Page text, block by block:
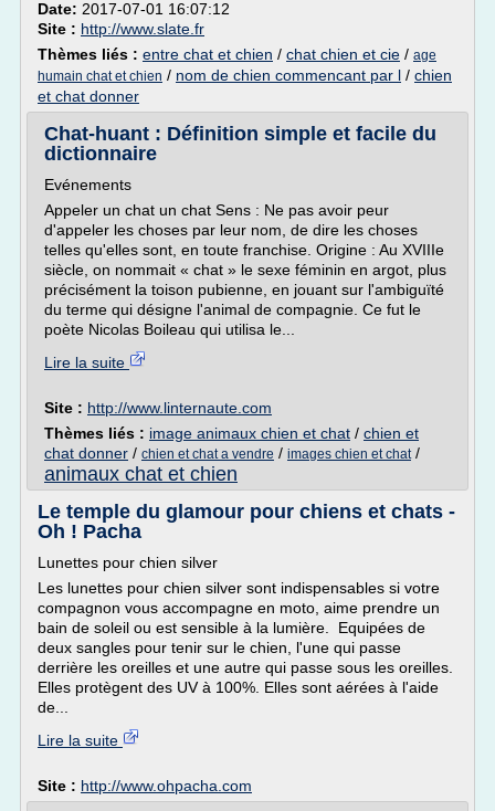
Date: 2017-07-01 16:07:12
Site : http://www.slate.fr
Thèmes liés : entre chat et chien / chat chien et cie / age
humain chat et chien / nom de chien commencant par l / chien
et chat donner
Chat-huant : Définition simple et facile du
dictionnaire
Evénements
Appeler un chat un chat Sens : Ne pas avoir peur
d'appeler les choses par leur nom, de dire les choses
telles qu'elles sont, en toute franchise. Origine : Au XVIIIe
siècle, on nommait « chat » le sexe féminin en argot, plus
précisément la toison pubienne, en jouant sur l'ambiguïté
du terme qui désigne l'animal de compagnie. Ce fut le
poète Nicolas Boileau qui utilisa le...
Lire la suite
Site : http://www.linternaute.com
Thèmes liés : image animaux chien et chat / chien et
chat donner / chien et chat a vendre / images chien et chat/
animaux chat et chien
Le temple du glamour pour chiens et chats -
Oh ! Pacha
Lunettes pour chien silver
Les lunettes pour chien silver sont indispensables si votre
compagnon vous accompagne en moto, aime prendre un
bain de soleil ou est sensible à la lumière. Equipées de
deux sangles pour tenir sur le chien, l'une qui passe
derrière les oreilles et une autre qui passe sous les oreilles.
Elles protègent des UV à 100%. Elles sont aérées à l'aide
de...
Lire la suite
Site : http://www.ohpacha.com